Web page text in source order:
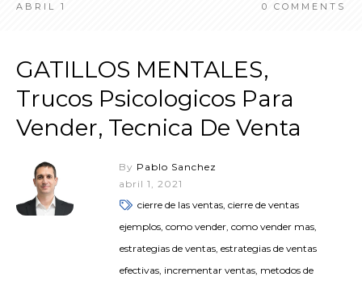
ABRIL 1 0 COMMENTS
GATILLOS MENTALES,
Trucos Psicologicos Para
Vender, Tecnica De Venta
By Pablo Sanchez
abril 1, 2021
cierre de las ventas, cierre de ventas
ejemplos, como vender, como vender mas,
estrategias de ventas, estrategias de ventas
efectivas, incrementar ventas, metodos de